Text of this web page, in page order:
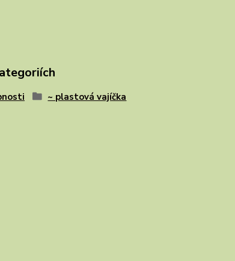
~ plastová vajíčka